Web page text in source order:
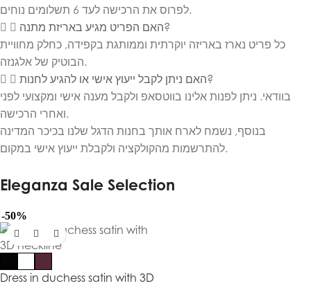
לפרוס את הרכישה לעד 6 תשלומים נוחים.
האם הפריט מגיע באריזת מתנה?
כל פריט נארז באריזה יוקרתית וממותגת בקפידה, כחלק מחוויית
הבוטיק של אלגנזה.
האם ניתן לקבל ייעוץ אישי או להגיע לחנות?
בוודאי. ניתן לפנות אלינו בווטסאפ ולקבל מענה אישי ומקצועי לפני
ואחרי הרכישה.
בנוסף, נשמח לארח אותך בחנות הדגל שלנו בכיכר המדינה
להתרשמות מהקולקציה ולקבלת ייעוץ אישי במקום.
Eleganza Sale Selection
-50%
Dress in duchess satin with 3D